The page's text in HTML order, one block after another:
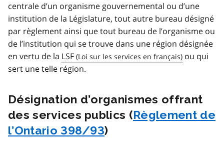
centrale d’un organisme gouvernemental ou d’une
institution de la Législature, tout autre bureau désigné
par règlement ainsi que tout bureau de l’organisme ou
de l’institution qui se trouve dans une région désignée
en vertu de la LSF
ou qui
sert une telle région.
Désignation d’organismes offrant
des services publics (Règlement de
l’Ontario 398/93)